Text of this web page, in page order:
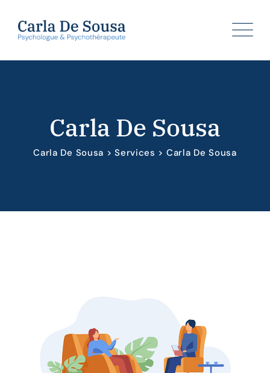
content
Carla De Sousa
Carla De Sousa >Services > Carla De Sousa